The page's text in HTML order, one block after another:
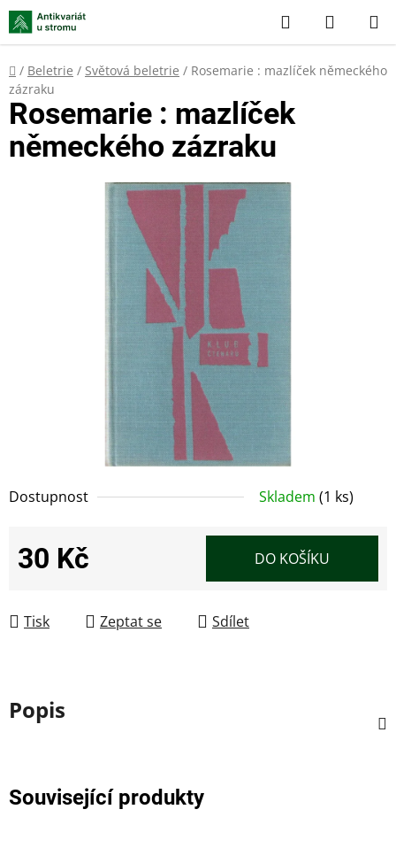
Přejít
na
obsah
Hledat
KOŠÍK
Domů
/ Beletrie / Světová beletrie / Rosemarie : mazlíček německého
zázraku
Dostupnost Skladem (1 ks)
30 Kč DO KOŠÍKU
Tisk Zeptat se Sdílet
Rosemarie : mazlíček
německého zázraku
Popis
Související produkty